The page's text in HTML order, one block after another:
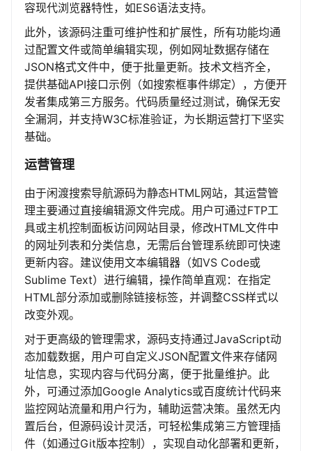
容现代浏览器特性，如ES6语法支持。
此外，该源码注重可维护性和扩展性，所有功能均通
过配置文件或简单编辑实现，例如网址数据存储在
JSON格式文件中，便于批量更新。技术文档齐全，
提供基础API接口示例（如搜索框事件绑定），方便开
发者集成第三方服务。代码质量经过测试，确保无安
全漏洞，并支持W3C标准验证，为长期运营打下坚实
基础。
运营管理
由于闲渡搜索导航源码为静态HTML网站，其运营管
理主要通过直接编辑源文件完成。用户可通过FTP工
具或主机控制面板访问网站目录，修改HTML文件中
的网址列表和分类信息，无需后台管理系统即可快速
更新内容。建议使用文本编辑器（如VS Code或
Sublime Text）进行编辑，操作简单直观：在指定
HTML部分添加或删除链接标签，并调整CSS样式以
改变外观。
对于更高级的管理需求，源码支持通过JavaScript动
态加载数据，用户可自定义JSON配置文件来存储网
址信息，实现内容与代码分离，便于批量维护。此
外，可通过添加Google Analytics或百度统计代码来
监控网站流量和用户行为，辅助运营决策。虽然无内
置后台，但源码设计灵活，可轻松集成第三方管理插
件（如通过Git版本控制），实现自动化部署和更新，